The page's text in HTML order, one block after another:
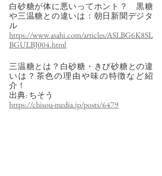
白砂糖が体に悪いってホント？　黒糖
や三温糖との違いは：朝日新聞デジタ
ル
https://www.asahi.com/articles/ASLBG6K8SL
BGULBJ004.html
三温糖とは？白砂糖・きび砂糖との違
いは？茶色の理由や味の特徴など紹
介！
出典: ちそう
https://chisou-media.jp/posts/6479